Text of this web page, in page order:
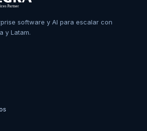
software y AI para escalar con
y Latam.